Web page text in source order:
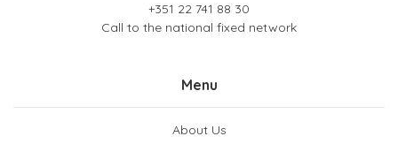
+351 22 741 88 30
Call to the national fixed network
Menu
About Us